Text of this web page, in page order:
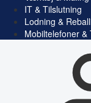
IT & Tilslutning
Lodning &
Mobiltelefoner &